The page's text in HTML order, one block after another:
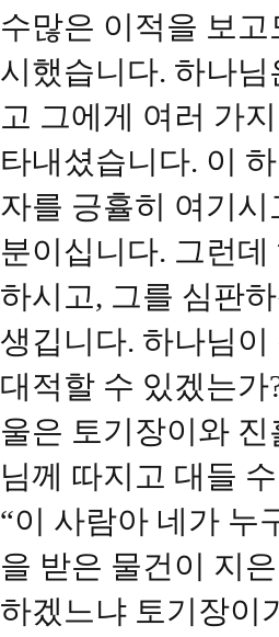
수많은 이적을 보
시했습니다. 하나
고 그에게 여러 가
타내셨습니다. 이
자를 긍휼히 여기
분이십니다. 그런
하시고, 그를 심판
생깁니다. 하나님
대적할 수 있겠는
울은 토기장이와
님께 따지고 대들
“이 사람아 네가 누
을 받은 물건이 지
하겠느냐 토기장이